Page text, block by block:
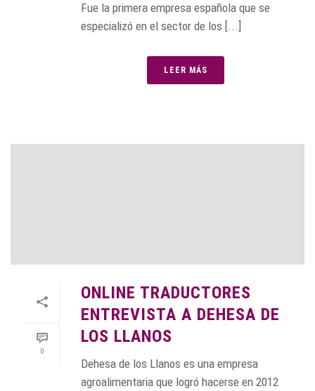
Fue la primera empresa española que se
especializó en el sector de los [...]
LEER MÁS
0
ONLINE TRADUCTORES
ENTREVISTA A DEHESA DE
LOS LLANOS
Dehesa de los Llanos es una empresa
agroalimentaria que logró hacerse en 2012